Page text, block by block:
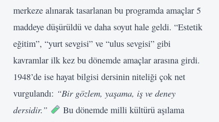
merkeze alınarak tasarlanan bu programda amaçlar 5
maddeye düşürüldü ve daha soyut hale geldi. “Estetik
eğitim”, “yurt sevgisi” ve “ulus sevgisi” gibi
kavramlar ilk kez bu dönemde amaçlar arasına girdi.
1948’de ise hayat bilgisi dersinin niteliği çok net
vurgulandı: “Bir gözlem, yaşama, iş ve deney
dersidir.”
Bu dönemde milli kültürü aşılama